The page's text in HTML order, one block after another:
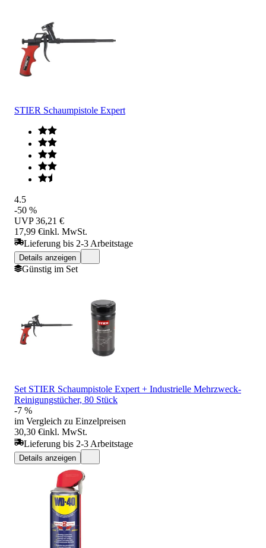
STIER Schaumpistole Expert
4.5
-50 %
UVP 36,21 €
17,99 €inkl. MwSt.
Lieferung bis 2-3 Arbeitstage
Details anzeigen
Günstig im Set
Set STIER Schaumpistole Expert + Industrielle Mehrzweck-
Reinigungstücher, 80 Stück
-7 %
im Vergleich zu Einzelpreisen
30,30 €inkl. MwSt.
Lieferung bis 2-3 Arbeitstage
Details anzeigen